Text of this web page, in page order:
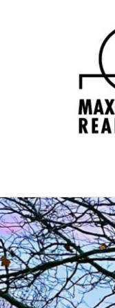
Zum
Inhalt
springen